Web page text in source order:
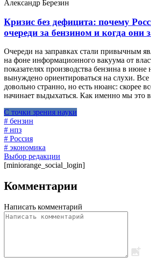
Александр Березин
Кризис без дефицита: почему
очереди за бензином и когда они
Очереди на заправках стали привычным
на фоне информационного вакуума от
показателях производства бензина в июне
вынуждено ориентироваться на слухи. Все
довольно странно, но есть нюанс: скорее
начинает выдыхаться. Как именно мы это
С точки зрения науки
# бензин
# нпз
# Россия
# экономика
Выбор редакции
[miniorange_social_login]
Комментарии
Написать комментарий